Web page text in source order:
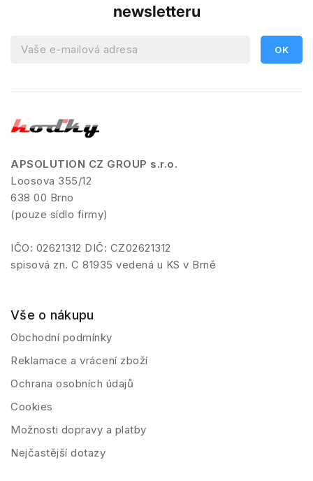
newsletteru
APSOLUTION CZ GROUP s.r.o.
Loosova 355/12
638 00 Brno
(pouze sídlo firmy)
IČO: 02621312 DIČ: CZ02621312
spisová zn. C 81935 vedená u KS v Brně
Vše o nákupu
Obchodní podmínky
Reklamace a vrácení zboží
Ochrana osobních údajů
Cookies
Možnosti dopravy a platby
Nejčastější dotazy